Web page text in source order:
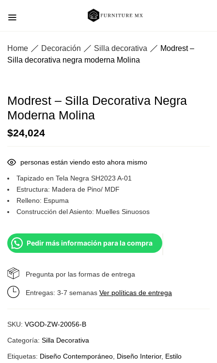
Home Decoración Silla decorativa
Modrest –
Silla decorativa negra moderna Molina
Modrest – Silla Decorativa Negra
Moderna Molina
$24,024
personas están viendo esto ahora mismo
Tapizado en Tela Negra SH2023 A-01
Estructura: Madera de Pino/ MDF
Relleno: Espuma
Construcción del Asiento: Muelles Sinuosos
Pedir más información para la compra
Pregunta por las formas de entrega
Entregas: 3-7 semanas Ver políticas de entrega
SKU: VGOD-ZW-20056-B
Categoría: Silla Decorativa
Etiquetas: Diseño Contemporáneo Diseño Interior, Estilo